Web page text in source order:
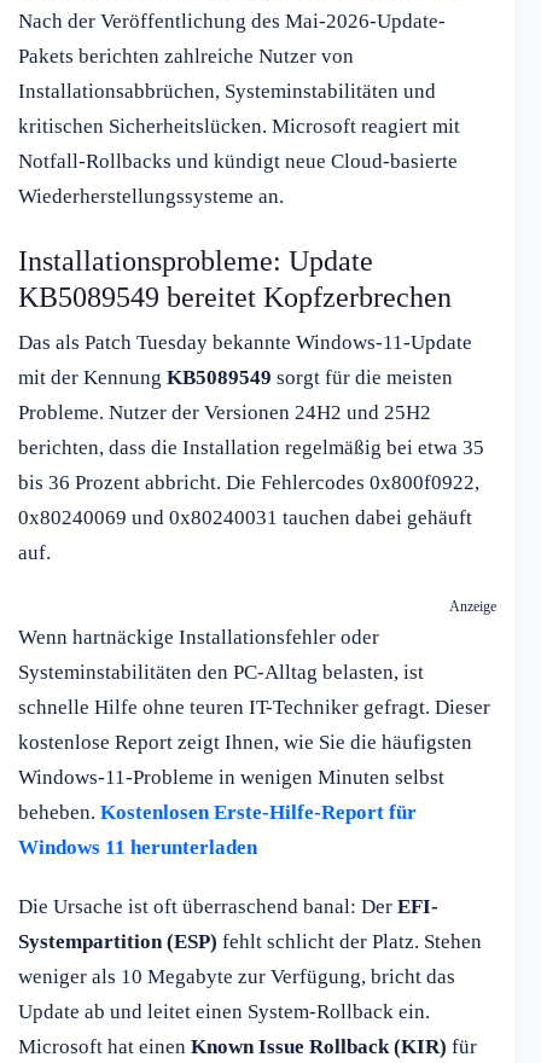
Nach der Veröffentlichung des Mai-2026-Update-
Pakets berichten zahlreiche Nutzer von
Installationsabbrüchen, Systeminstabilitäten und
kritischen Sicherheitslücken. Microsoft reagiert mit
Notfall-Rollbacks und kündigt neue Cloud-basierte
Wiederherstellungssysteme an.
Installationsprobleme: Update
KB5089549 bereitet Kopfzerbrechen
Das als Patch Tuesday bekannte Windows-11-Update
mit der Kennung KB5089549 sorgt für die meisten
Probleme. Nutzer der Versionen 24H2 und 25H2
berichten, dass die Installation regelmäßig bei etwa 35
bis 36 Prozent abbricht. Die Fehlercodes 0x800f0922,
0x80240069 und 0x80240031 tauchen dabei gehäuft
auf.
Anzeige
Wenn hartnäckige Installationsfehler oder
Systeminstabilitäten den PC-Alltag belasten, ist
schnelle Hilfe ohne teuren IT-Techniker gefragt. Dieser
kostenlose Report zeigt Ihnen, wie Sie die häufigsten
Windows-11-Probleme in wenigen Minuten selbst
beheben. Kostenlosen Erste-Hilfe-Report für
Windows 11 herunterladen
Die Ursache ist oft überraschend banal: Der EFI-
Systempartition (ESP) fehlt schlicht der Platz. Stehen
weniger als 10 Megabyte zur Verfügung, bricht das
Update ab und leitet einen System-Rollback ein.
Microsoft hat einen Known Issue Rollback (KIR) für